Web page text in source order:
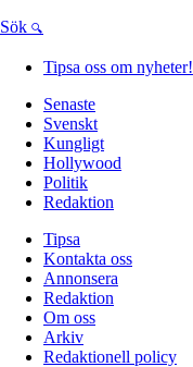
Sök
Tipsa oss om nyheter!
Senaste
Svenskt
Kungligt
Hollywood
Politik
Redaktion
Tipsa
Kontakta oss
Annonsera
Redaktion
Om oss
Arkiv
Redaktionell policy